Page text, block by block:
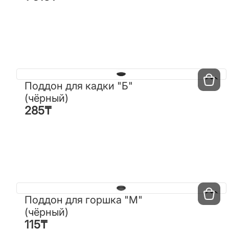
Поддон для кадки "Б"
(чёрный)
285₸
Поддон для кадки "Б"
(чёрный)
285₸
Поддон для горшка "М"
(чёрный)
115₸
Поддон для горшка "М"
(чёрный)
115₸